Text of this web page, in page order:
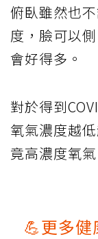
俯臥雖然也
度，臉可以
會好得多。
對於得到
氧氣濃度越
竟高濃度氧
💪更多健